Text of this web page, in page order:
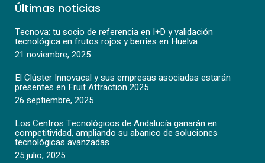
Últimas noticias
Tecnova: tu socio de referencia en I+D y validación
tecnológica en frutos rojos y berries en Huelva
21 noviembre, 2025
El Clúster Innovacal y sus empresas asociadas estarán
presentes en Fruit Attraction 2025
26 septiembre, 2025
Los Centros Tecnológicos de Andalucía ganarán en
competitividad, ampliando su abanico de soluciones
tecnológicas avanzadas
25 julio, 2025